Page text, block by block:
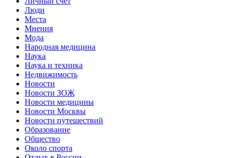
Люди
Места
Мнения
Мода
Народная медицина
Наука
Наука и техника
Недвижимость
Новости
Новости ЗОЖ
Новости медицины
Новости Москвы
Новости путешествий
Образование
Общество
Около спорта